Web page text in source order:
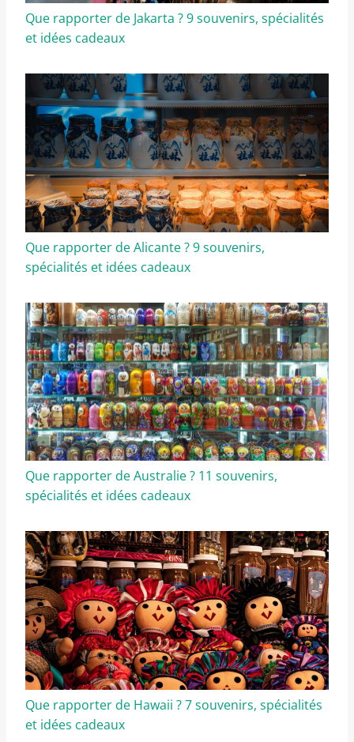
Que rapporter de Jakarta ? 9 souvenirs, spécialités
et idées cadeaux
Que rapporter de Alicante ? 9 souvenirs,
spécialités et idées cadeaux
Que rapporter de Australie ? 11 souvenirs,
spécialités et idées cadeaux
Que rapporter de Hawaii ? 7 souvenirs, spécialités
et idées cadeaux